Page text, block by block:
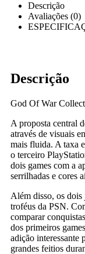
Descrição
Avaliações (0)
Descrição
God Of War
A proposta central
através de visuais
mais fluida. A taxa
o terceiro
dois games com a
serrilhadas e cores
Além disso, os dois
troféus da PSN.
comparar
dos primeiros
adição interessante
grandes feitios